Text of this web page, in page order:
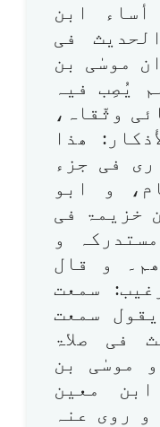
أساء ابن
فی
موسٰی بن
یُصِب فیہ
وثّقاہ،
ھذا
فی جزء
و ابو
خزیمۃ فی
و
و قال
سمعت
سمعت
فی صلاۃ
موسٰی بن
معین
و روی عنہ